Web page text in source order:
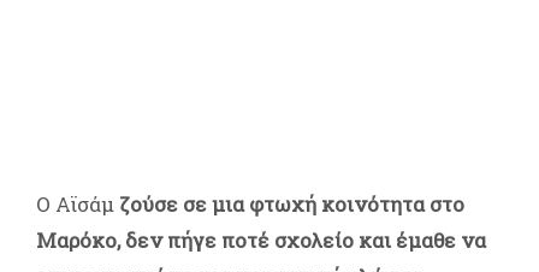
Ο Αϊσάμ ζούσε σε μια φτωχή κοινότητα στο
Μαρόκο, δεν πήγε ποτέ σχολείο και έμαθε να